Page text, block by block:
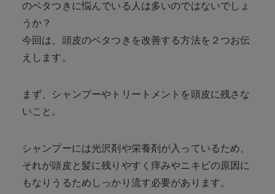
のベタつきに悩んでいる人は多いのではないでしょ
うか？
今回は、頭皮のベタつきを改善する方法を２つお伝
えします。
まず、シャンプーやトリートメントを頭皮に残さな
いこと。
シャンプーには光沢剤や栄養剤が入っているため、
それが頭皮と髪に残りやすく痒みやニキビの原因に
もなりうるためしっかり流す必要があります。